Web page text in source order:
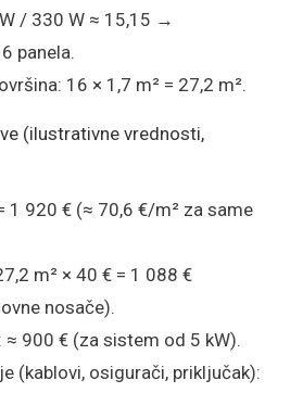
/ 330 W ≈ 15,15 →
panela.
16 × 1,7 m² = 27,2 m².
(ilustrativne vrednosti,
1 920 € (≈ 70,6 €/m² za same
m² × 40 € = 1 088 €
nosače).
≈ 900 € (za sistem od 5 kW).
(kablovi, osigurači, priključak):